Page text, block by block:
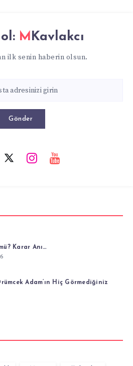
MKavlakcı
ilk senin haberin olsun.
Gönder
Karar Anı…
Adam’ın Hiç Görmediğiniz